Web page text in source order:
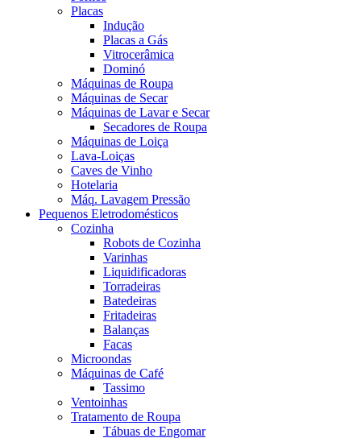
Placas
Indução
Placas a Gás
Vitrocerâmica
Dominó
Máquinas de Roupa
Máquinas de Secar
Máquinas de Lavar e Secar
Secadores de Roupa
Máquinas de Loiça
Lava-Loiças
Caves de Vinho
Hotelaria
Máq. Lavagem Pressão
Pequenos Eletrodomésticos
Cozinha
Robots de Cozinha
Varinhas
Liquidificadoras
Torradeiras
Batedeiras
Fritadeiras
Balanças
Facas
Microondas
Máquinas de Café
Tassimo
Ventoinhas
Tratamento de Roupa
Tábuas de Engomar